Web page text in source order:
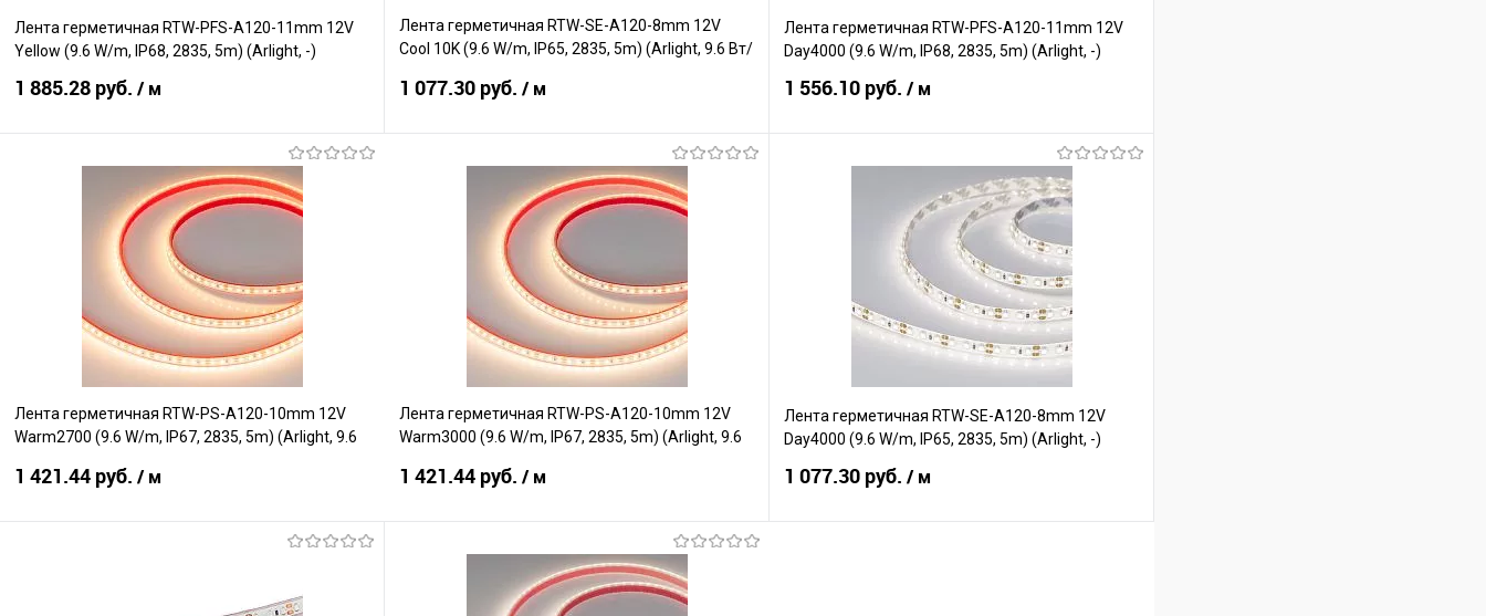
Лента герметичная RTW-PFS-A120-11mm 12V
Yellow (9.6 W/m, IP68, 2835, 5m) (Arlight, -)
1 885.28 руб. / м
В корзину
В избранное
В наличии
Лента герметичная RTW-SE-A120-8mm 12V
Cool 10K (9.6 W/m, IP65, 2835, 5m) (Arlight, 9.6 Вт/
1 077.30 руб. / м
В корзину
Сравнение
В наличии
Лента герметичная RTW-PFS-A120-11mm 12V
Day4000 (9.6 W/m, IP68, 2835, 5m) (Arlight, -)
1 556.10 руб. / м
В корзину
В наличии
Лента герметичная RTW-PS-A120-10mm 12V
Warm2700 (9.6 W/m, IP67, 2835, 5m) (Arlight, 9.6
1 421.44 руб. / м
Лента герметичная RTW-PS-A120-10mm 12V
Warm3000 (9.6 W/m, IP67, 2835, 5m) (Arlight, 9.6
1 421.44 руб. / м
В корзину
Лента герметичная RTW-SE-A120-8mm 12V
Day4000 (9.6 W/m, IP65, 2835, 5m) (Arlight, -)
1 077.30 руб. / м